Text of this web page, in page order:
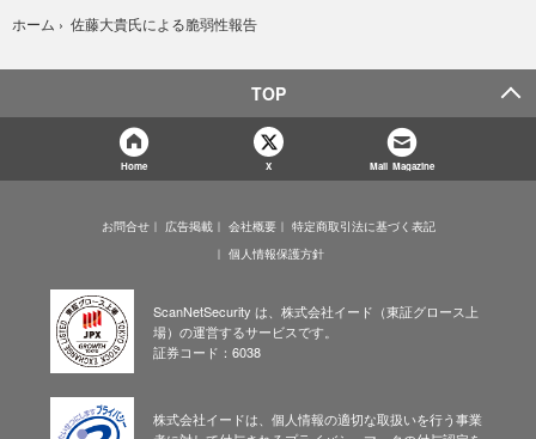
ホーム › 佐藤大貴氏による脆弱性報告
TOP
Home X Mail Magazine
お問合せ 広告掲載 会社概要
特定商取引法に基づく表記
個人情報保護方針
ScanNetSecurity は、株式会社イード（東証グロース上
場）の運営するサービスです。
証券コード：6038
株式会社イードは、個人情報の適切な取扱いを行う事業